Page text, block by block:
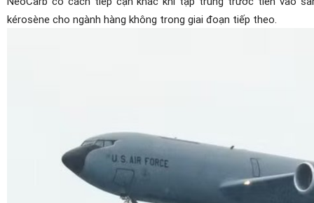
kérosène cho ngành hàng không trong giai đoạn tiếp theo.